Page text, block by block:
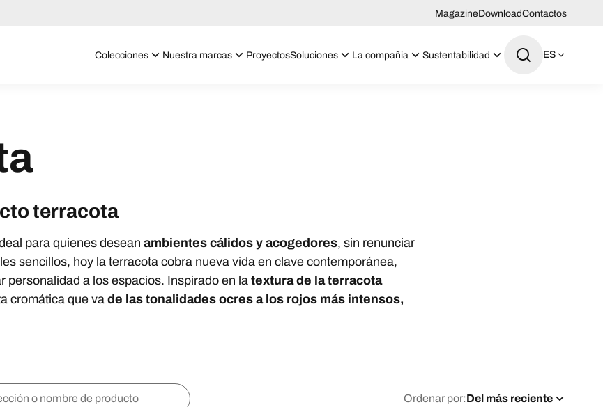
MagazineDownloadContactos
Colecciones Nuestra marcas ProyectosSoluciones La compañia Sustentabilidad ES
terracota
para quienes desean ambientes cálidos y acogedores, sin renunciar
sencillos, hoy la terracota cobra nueva vida en clave contemporánea,
personalidad a los espacios. Inspirado en la textura de la terracota
cromática que vade las tonalidades ocres a los rojos más intensos,
Ordenar por:Del más reciente